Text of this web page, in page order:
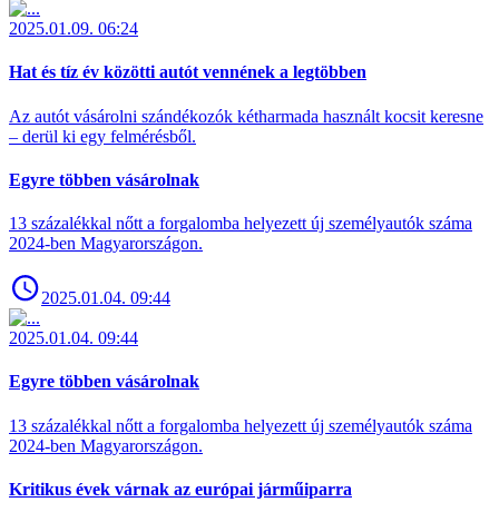
2025.01.09. 06:24
Hat és tíz év közötti autót vennének a legtöbben
Az autót vásárolni szándékozók kétharmada használt kocsit keresne
– derül ki egy felmérésből.
Egyre többen vásárolnak
13 százalékkal nőtt a forgalomba helyezett új személyautók száma
2024-ben Magyarországon.
2025.01.04. 09:44
2025.01.04. 09:44
Egyre többen vásárolnak
13 százalékkal nőtt a forgalomba helyezett új személyautók száma
2024-ben Magyarországon.
Kritikus évek várnak az európai járműiparra